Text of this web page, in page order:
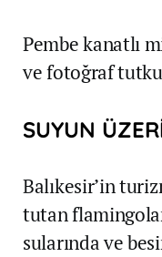
Pembe kanatlı
ve fotoğraf
SUYUN
Balıkesir’in
tutan
sularında ve